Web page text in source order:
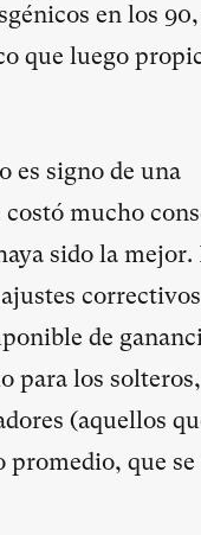
en los
que luego
es signo de una
mucho
sido la mejor.
de
para los
(aquellos
que